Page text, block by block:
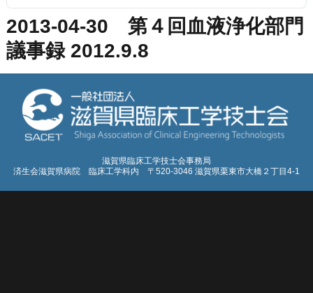
2013-04-30 第４回血液浄化部門
議事録 2012.9.8
滋賀県臨床工学技士会事務局
済生会滋賀県病院 臨床工学科内 〒520-3046 滋賀県栗東市大橋２丁目4-1